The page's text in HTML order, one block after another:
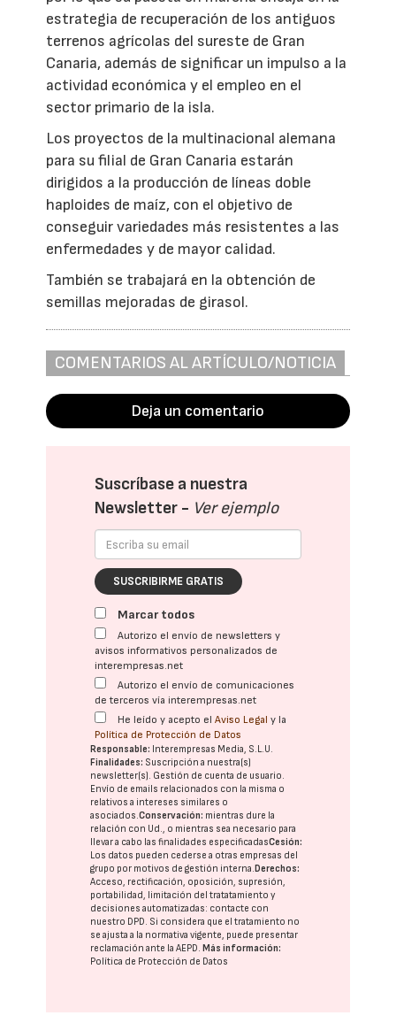
estrategia de recuperación de los antiguos
terrenos agrícolas del sureste de Gran
Canaria, además de significar un impulso a la
actividad económica y el empleo en el
sector primario de la isla.
Los proyectos de la multinacional alemana
para su filial de Gran Canaria estarán
dirigidos a la producción de líneas doble
haploides de maíz, con el objetivo de
conseguir variedades más resistentes a las
enfermedades y de mayor calidad.
También se trabajará en la obtención de
semillas mejoradas de girasol.
COMENTARIOS AL ARTÍCULO/NOTICIA
Deja un comentario
Suscríbase a nuestra
Newsletter - Ver ejemplo
SUSCRIBIRME GRATIS
Marcar todos
Autorizo el envío de newsletters y
avisos informativos personalizados de
interempresas.net
Autorizo el envío de comunicaciones
de terceros vía interempresas.net
He leído y acepto elAviso Legal y la
Política de Protección de Datos
Responsable: Interempresas Media, S.L.U.
Finalidades: Suscripción a nuestra(s)
newsletter(s). Gestión de cuenta de usuario.
Envío de emails relacionados con la misma o
relativos a intereses similares o
asociados.Conservación: mientras dure la
relación con Ud., o mientras sea necesario para
llevar a cabo las finalidades especificadasCesión:
Los datos pueden cederse a otras empresas del
grupo por motivos de gestión interna. Derechos:
Acceso, rectificación, oposición, supresión,
portabilidad, limitación del tratatamiento y
decisiones automatizadas: contacte con
nuestro DPD. Si considera que el tratamiento no
se ajusta a la normativa vigente, puede presentar
reclamación ante laAEPD. Más información:
Política de Protección de Datos